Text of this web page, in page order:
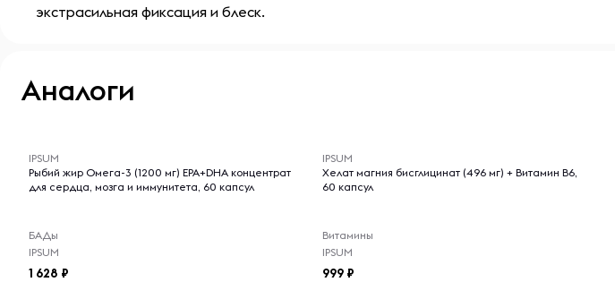
экстрасильная фиксация и блеск.
Аналоги
IPSUM
Рыбий жир Омега-3 (1200 мг) EPA+DHA концентрат
для сердца, мозга и иммунитета, 60 капсул
БАДы
IPSUM
1 628
IPSUM
Хелат магния бисглицинат (496 мг) + Витамин B6,
60 капсул
Витамины
IPSUM
999